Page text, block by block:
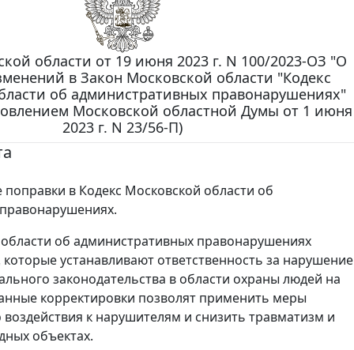
области от 19 июня 2023 г. N 100/2023-ОЗ "О
в Закон Московской области "Кодекс
об административных правонарушениях"
Московской областной Думы от 1 июня
2023 г. N 23/56-П)
в Кодекс Московской области об
об административных правонарушениях
устанавливают ответственность за нарушение
законодательства в области охраны людей на
корректировки позволят применить меры
к нарушителям и снизить травматизм и
объектах.